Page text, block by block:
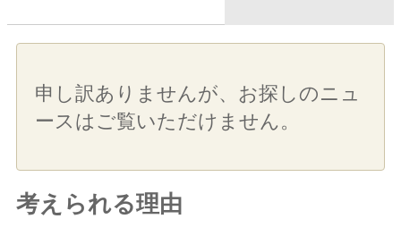
申し訳ありませんが、お探しのニュ
ースはご覧いただけません。
考えられる理由